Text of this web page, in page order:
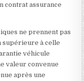
contrat assurance
ne prennent pas
supérieure à celle
véhicule
valeur convenue
après une